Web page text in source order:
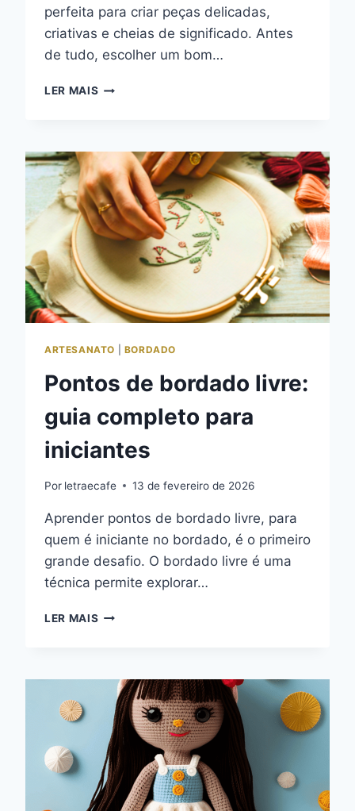
perfeita para criar peças delicadas,
criativas e cheias de significado. Antes
de tudo, escolher um bom…
LER MAIS RISCOS
BORDAR:
GRATUITOS
E
PARA
IMPRIMIR
ARTESANATO BORDADO
Pontos de bordado livre:
guia completo para
iniciantes
Por letraecafe 13 de fevereiro de 2026
Aprender pontos de bordado livre, para
quem é iniciante no bordado, é o primeiro
grande desafio. O bordado livre é uma
técnica permite explorar…
LER MAIS PONTOS
GUIA
COMPLETO
PARA
INICIANTES